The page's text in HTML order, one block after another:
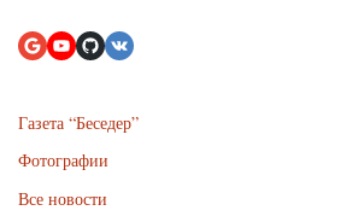
Газета “Беседер”
Фотографии
Все новости